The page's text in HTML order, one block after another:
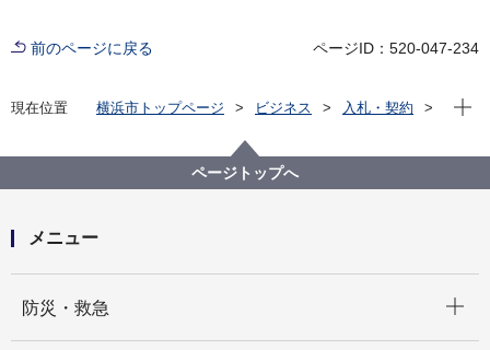
前のページに戻る ページID：520-047-234
現在位置 横浜市トップページ ビジネス
入札・契約
【入札不成立】【公募型プロポーザル】令和７年度横
浜市ウクライナ避難民及び在住外国人（留学生）活
現在
ページトップへ
メニュー
防災・救急